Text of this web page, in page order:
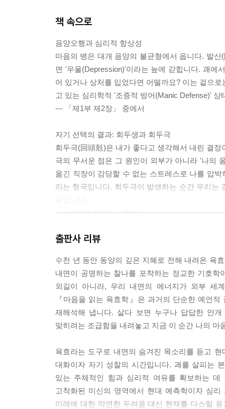
제8부 실전 및 치유: 심리 육효 18문답과 가이드
[제1문 (制 一 問)]
[제2문 (制 二 問)]
[제3문 (制 三 問)]
[제4문 (制 四 問)]
책 속으로
음양오행과 심리적 항상성
마음의 병은 대개 음양의 불균형에서 옵니다. 발
면 '우울(Depression)'이라는 늪에 갇힙니다. 괘에
어 있거나 상처를 입었다면 어떨까요? 이는 겉으
고 있는 심리학적 '조증적 방어(Manic Defense)' 상
--- 「제1부 제2장」 중에서
자기 선택의 결과: 회두생과 회두극
회두극(回頭剋)은 내가 좋다고 생각해서 내린 결
극의 무서운 점은 그 원인이 외부가 아니라 '나의
옮긴 직장이 감당할 수 없는 스트레스로 나를 압
리는 형국입니다. 회두극이 발생하는 순간 우리는
--- 「제5부 제2장」 중에서
결속과 충돌: 육합괘와 육충괘의 심리
증의 굴레'가 됩니다. "지겹지만 놓을 수 없다"는
로 '해방'의 또 다른 이름이 되기도 합니다. 오랫동
나를 가두고 괴롭히던 구설과 갈등(주작)이 고통
가라앉은 자리에는 비로소 새 씨앗을 심을 빈 공간
--- 「제6부 제1장」 중에서
내가 느끼는 그 긴장감과 불안은 나를 무너뜨리는
이지 않아 척박할지라도(약한 용신), 내면의 중심(
다. "실패하면 어쩌지?"라는 불안이 "그렇다면 모
결국 죽어가는 씨앗을 살려내는 것은 하늘에서 내
출판사 리뷰
수천 년 동안 동양의 깊은 지혜로 전해 내려온 육
내면이 공명하는 찰나를 포착하는 정교한 기호
외길이 아니라, 우리 내면의 에너지가 외부 세
『마음을 읽는 육효학』은 과거의 단순한 예언
재해석해 냅니다. 살다 보면 누구나 답답한 안
맞히려는 조급함을 내려놓고 지금 이 순간 나의
육효라는 도구로 내면의 숨겨진 목소리를 듣고
대화이자 자기 성찰의 시간입니다. 괘를 살피는
있는 주체적인 힘과 심리적 여유를 확보하는
고착화된 미신의 영역에서 현대 예측학이자 심
미래에 대한 막연한 두려움 대신 현재를 다스릴